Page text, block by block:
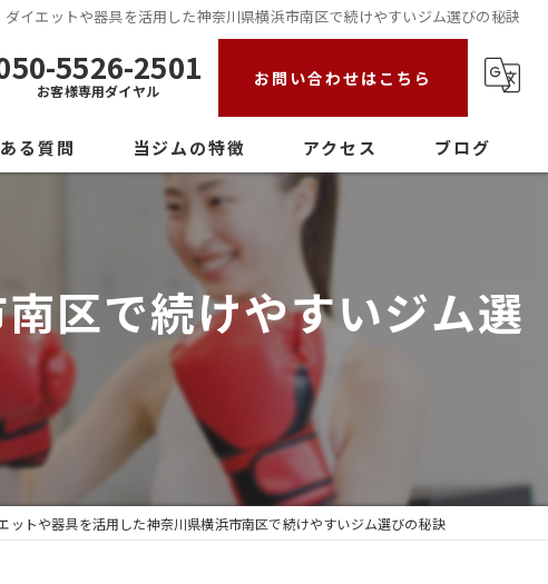
ダイエットや器具を活用した神奈川県横浜市南区で続けやすいジム選びの秘訣
5526-2501
お客様専用ダイヤル
お問い合わせはこちら
る質問 当ジムの特徴
初心者
ダイエット
ストレス発散
パーソナル
アクセス ブログ
区で続けやすいジム選
ットや器具を活用した神奈川県横浜市南区で続けやすいジム選びの秘訣